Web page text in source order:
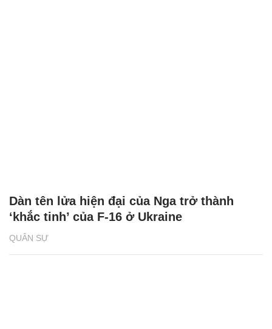
QUÂN SỰ
Dàn tên lửa hiện đại của Nga trở thành
‘khắc tinh’ của F-16 ở Ukraine